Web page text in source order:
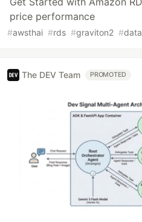
price performance
#awsthai #rds #graviton2 #
The DEV Team PROMOTED